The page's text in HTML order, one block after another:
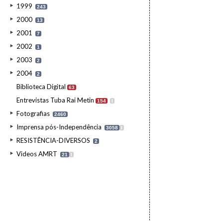
1999 243
2000 13
2001 7
2002 1
2003 2
2004 2
Biblioteca Digital 63
Entrevistas Tuba Rai Metin 154 I
Fotografias 2460
Imprensa pós-Independência 3058 I
RESISTÊNCIA-DIVERSOS 2
Videos AMRT 21 I